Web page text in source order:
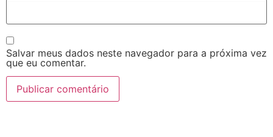
Salvar meus dados neste navegador para a próxima vez
que eu comentar.